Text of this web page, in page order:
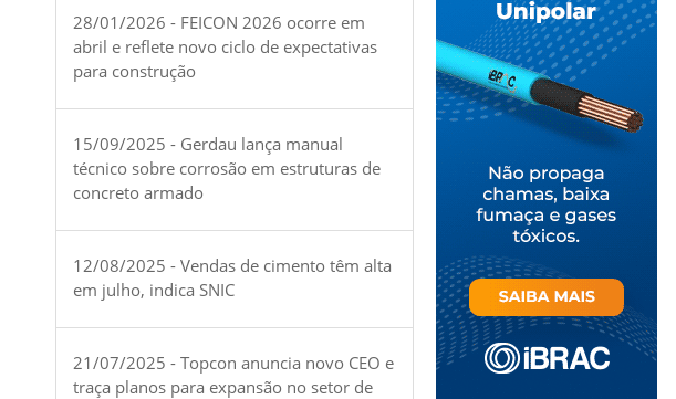
28/01/2026 - FEICON 2026 ocorre em
abril e reflete novo ciclo de expectativas
para construção
15/09/2025 - Gerdau lança manual
técnico sobre corrosão em estruturas de
concreto armado
12/08/2025 - Vendas de cimento têm alta
em julho, indica SNIC
21/07/2025 - Topcon anuncia novo CEO e
traça planos para expansão no setor de